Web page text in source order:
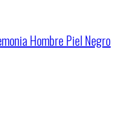
Hombre Piel Negro